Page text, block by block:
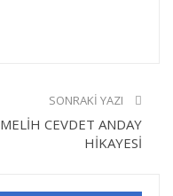
SONRAKI YAZI
MELİH CEVDET ANDAY
HİKAYESİ